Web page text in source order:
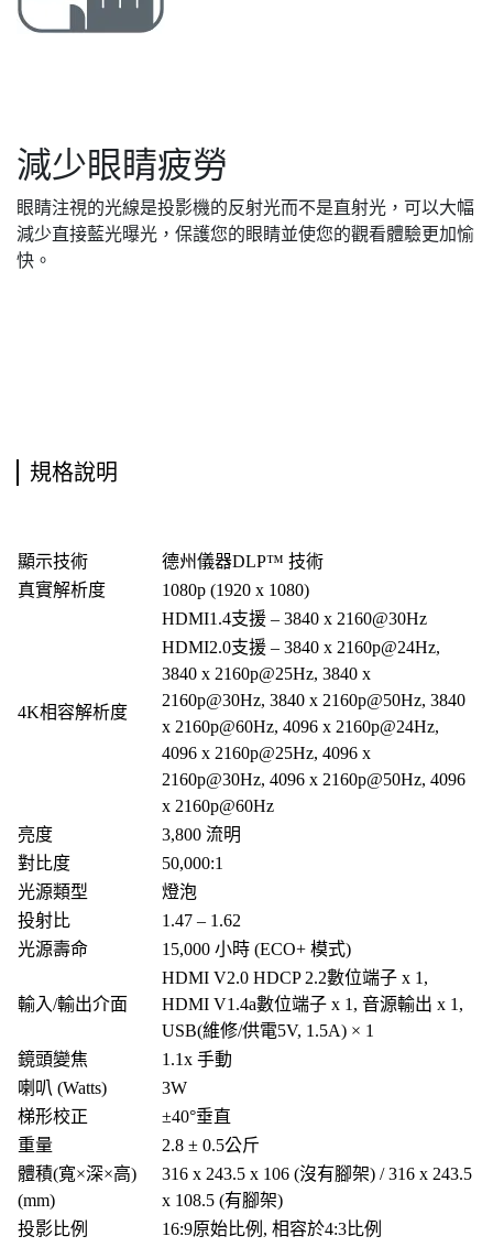
減少眼睛疲勞
眼睛注視的光線是投影機的反射光而不是直射光，可以大幅
減少直接藍光曝光，保護您的眼睛並使您的觀看體驗更加愉
快。
規格說明
顯示技術
德州儀器DLP™ 技術
真實解析度
1080p (1920 x 1080)
4K相容解析度
HDMI1.4支援 – 3840 x 2160@30Hz
HDMI2.0支援 – 3840 x 2160p@24Hz,
3840 x 2160p@25Hz, 3840 x
2160p@30Hz, 3840 x 2160p@50Hz, 3840
x 2160p@60Hz, 4096 x 2160p@24Hz,
4096 x 2160p@25Hz, 4096 x
2160p@30Hz, 4096 x 2160p@50Hz, 4096
x 2160p@60Hz
亮度
3,800 流明
對比度
50,000:1
光源類型
燈泡
投射比
1.47 – 1.62
光源壽命
15,000 小時 (ECO+ 模式)
輸入/輸出介面
HDMI V2.0 HDCP 2.2數位端子 x 1,
HDMI V1.4a數位端子 x 1, 音源輸出 x 1,
USB(維修/供電5V, 1.5A) × 1
鏡頭變焦
1.1x 手動
喇叭 (Watts)
3W
梯形校正
±40°垂直
重量
2.8 ± 0.5公斤
體積(寬×深×高)
(mm)
316 x 243.5 x 106 (沒有腳架) / 316 x 243.5
x 108.5 (有腳架)
投影比例
16:9原始比例, 相容於4:3比例